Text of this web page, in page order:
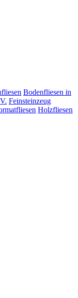
Bodenfliesen in
Feinsteinzeug
Holzfliesen